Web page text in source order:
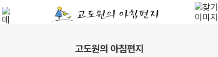
고도원의 아침편지